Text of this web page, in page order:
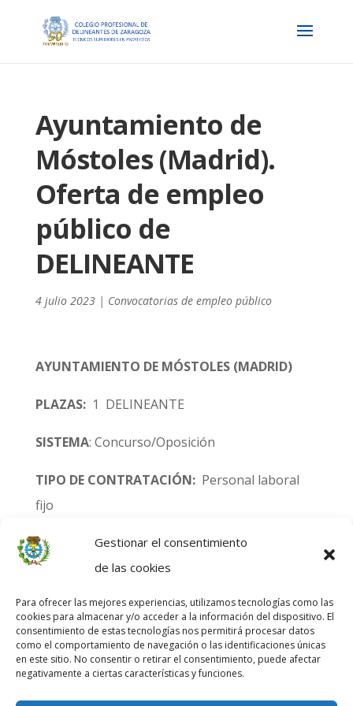
Gestionar el consentimiento
de las cookies
Para ofrecer las mejores experiencias, utilizamos tecnologías como las
cookies para almacenar y/o acceder a la información del dispositivo. El
consentimiento de estas tecnologías nos permitirá procesar datos
como el comportamiento de navegación o las identificaciones únicas
en este sitio. No consentir o retirar el consentimiento, puede afectar
negativamente a ciertas características y funciones.
Ayuntamiento de
Móstoles (Madrid).
Oferta de empleo
público de
DELINEANTE
4 julio 2023| Convocatorias de empleo público
AYUNTAMIENTO DE MÓSTOLES (MADRID)
PLAZAS: 1 DELINEANTE
SISTEMA: Concurso/Oposición
TIPO DE CONTRATACIÓN: Personal laboral
fijo
Fin del plazo de presentación de solicitudes:
20 días hábiles tras la publicación en el BOE
Referencia:BOE 3 DE JULIO DE 2023